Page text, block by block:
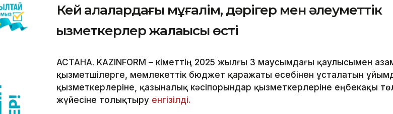
Кей қалалардағы мұғалім, дәрігер мен әлеуметтік
қызметкерлер жалақысы өсті
АСТАНА. KAZINFORM – Үкіметтің 2025 жылғы 3 маусымдағы қаулысымен
қызметшілерге, мемлекеттік бюджет қаражаты есебінен ұсталатын
қызметкерлеріне, қазыналық кәсіпорындар қызметкерлеріне еңбекақы
жүйесіне толықтыру енгізілді.